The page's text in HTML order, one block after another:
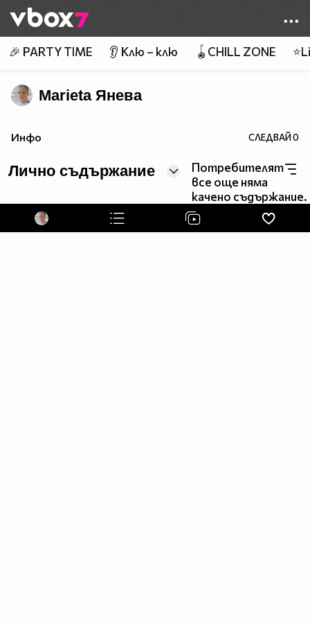
👾
🎉 PARTY TIME 👂 Клю – клю 🪀CHILL ZONE
Marieta Яневa
Инфо СЛЕДВАЙ0
Лично съдържание
Потребителят
все още няма
качено съдържание.